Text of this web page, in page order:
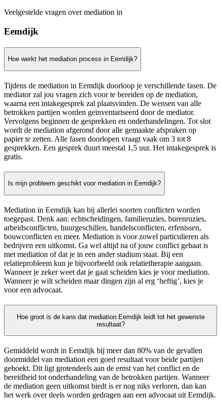
Veelgestelde vragen over mediation in
Eemdijk
Hoe werkt het mediation process in Eemdijk?
Tijdens de mediation in Eemdijk doorloop je verschillende fasen. De
mediator zal jou vragen zich voor te bereiden op de mediation,
waarna een intakegesprek zal plaatsvinden. De wensen van alle
betrokken partijen worden geïnventariseerd door de mediator.
Vervolgens beginnen de gesprekken en onderhandelingen. Tot slot
wordt de mediation afgerond door alle gemaakte afspraken op
papier te zetten. Alle fasen doorlopen vraagt vaak om 3 tot 8
gesprekken. Een gesprek duurt meestal 1,5 uur. Het intakegesprek is
gratis.
Is mijn probleem geschikt voor mediation in Eemdijk?
Mediation in Eemdijk kan bij allerlei soorten conflicten worden
toegepast. Denk aan: echtscheidingen, familieruzies, burenruzies,
arbeidsconflicten, huurgeschillen, handelsconflicten, erfenissen,
bouwconflicten en meer. Mediation is voor zowel particulieren als
bedrijven een uitkomst. Ga wel altijd na of jouw conflict gebaat is
met mediation of dat je in een ander stadium staat. Bij een
relatieprobleem kun je bijvoorbeeld ook relatietherapie aangaan.
Wanneer je zeker weet dat je gaat scheiden kies je voor mediation.
Wanneer je wilt scheiden maar dingen zijn al erg ‘heftig’, kies je
voor een advocaat.
Hoe groot is de kans dat mediation Eemdijk leidt tot het gewenste
resultaat?
Gemiddeld wordt in Eemdijk bij meer dan 80% van de gevallen
doormiddel van mediation een goed resultaat voor beide partijen
geboekt. Dit ligt grotendeels aan de ernst van het conflict en de
bereidheid tot onderhandeling van de betrokken partijen. Wanneer
de mediation geen uitkomst biedt is er nog niks verloren, dan kan
het werk over deels worden gedragen aan een advocaat uit Eemdijk.